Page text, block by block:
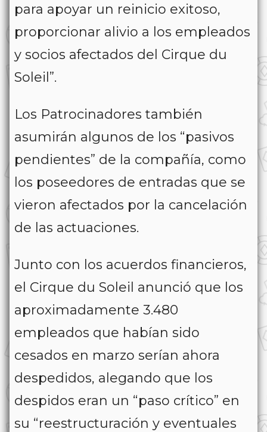
para apoyar un reinicio exitoso,
proporcionar alivio a los empleados
y socios afectados del Cirque du
Soleil”.
Los Patrocinadores también
asumirán algunos de los “pasivos
pendientes” de la compañía, como
los poseedores de entradas que se
vieron afectados por la cancelación
de las actuaciones.
Junto con los acuerdos financieros,
el Cirque du Soleil anunció que los
aproximadamente 3.480
empleados que habían sido
cesados en marzo serían ahora
despedidos, alegando que los
despidos eran un “paso crítico” en
su “reestructuración y eventuales